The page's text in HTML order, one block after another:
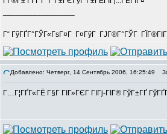
Г“ ГўГҐГ°ГЎГ«ГѕГ¤Г Г¤ГўГ ГЈГ®Г°ГЎГ
Добавлено: Четверг, 14 Сентябрь 2006, 16:25:49
Г…Г¦ГҐГ«ГЁ Г§Г ГІГ»ГЄГ ГІГј-ГІГ® ГўГ±ГҐ